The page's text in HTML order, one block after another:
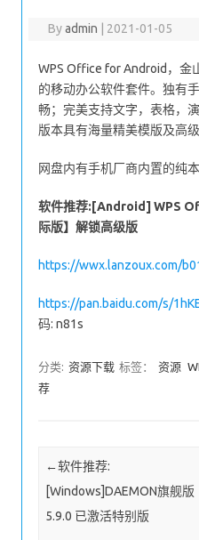
Byadmin 2021-01-05
WPS Office for Android，金
的移动办公软件套件。独有
畅；完美支持文字，表格，
版本具有海量精美模版及高级
网盘内有手机厂商内置的纯
软件推荐:[Android] WPS
际版】解锁高级版
https://wwx.lanzoux.com/
https://pan.baidu.com/s/
码: n81s
分类: 资源下载 标签： 资源
荐
Post navigation
←软件推荐:
[Windows]DAEMON旗舰版
5.9.0 已激活特别版